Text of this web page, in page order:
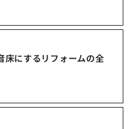
床にするリフォームの全